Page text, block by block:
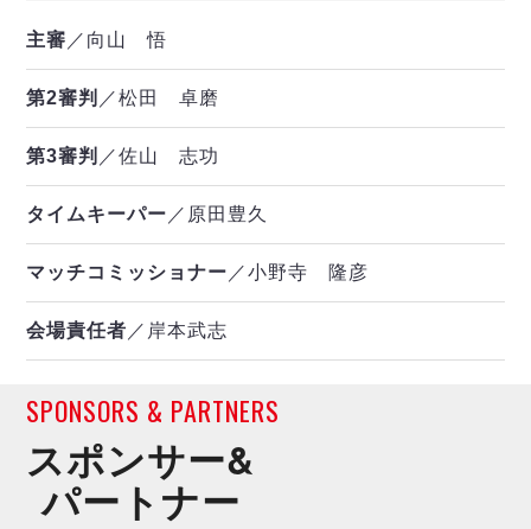
主審 ／向山 悟
第2審判 ／松田 卓磨
第3審判 ／佐山 志功
タイムキーパー ／原田豊久
マッチコミッショナー ／小野寺 隆彦
会場責任者 ／岸本武志
SPONSORS & PARTNERS
スポンサー&
パートナー